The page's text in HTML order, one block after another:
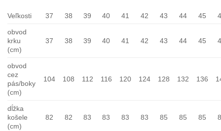
Veľkosti 37 38 39 40 41 42 43 44 45
obvod
krku
(cm)
37 38 39 40 41 42 43 44 45
obvod
cez
pás/boky
(cm)
104 108 112 116 120 124 128 132 136
dĺžka
košele
(cm)
82 82 83 83 83 83 85 85 85